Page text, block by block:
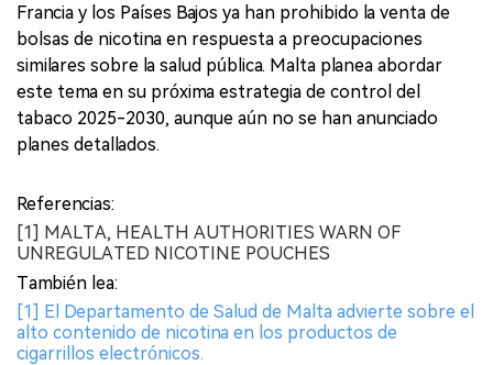
Francia y los Países Bajos ya han prohibido la venta de
bolsas de nicotina en respuesta a preocupaciones
similares sobre la salud pública. Malta planea abordar
este tema en su próxima estrategia de control del
tabaco 2025-2030, aunque aún no se han anunciado
planes detallados.
Referencias:
[1] MALTA, HEALTH AUTHORITIES WARN OF
UNREGULATED NICOTINE POUCHES
También lea:
[1] El Departamento de Salud de Malta advierte sobre el
alto contenido de nicotina en los productos de
cigarrillos electrónicos.